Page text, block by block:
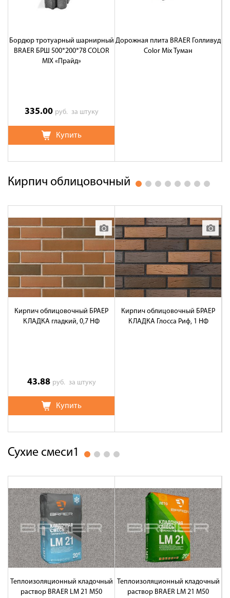
Бордюр тротуарный шарнирный
BRAER БРШ 500*200*78 COLOR
MIX «Прайд»
335.00 руб. за штуку
Купить
Дорожная плита BRAER Голливуд
Color Mix Туман
Кирпич облицовочный
Кирпич облицовочный БРАЕР
КЛАДКА гладкий, 0,7 НФ
43.88 руб. за штуку
Купить
Кирпич облицовочный БРАЕР
КЛАДКА Глосса Риф, 1 НФ
Сухие смеси1
Теплоизоляционный кладочный
раствор BRAER LM 21 М50
Теплоизоляционный кладочный
раствор BRAER LM 21 М50